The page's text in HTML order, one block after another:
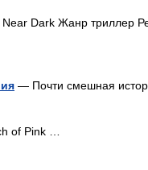
Dark Жанр триллер
— Почти смешная
of Pink …